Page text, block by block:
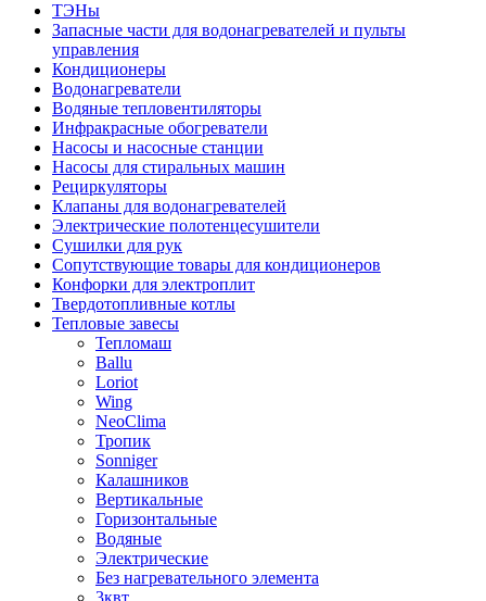
ТЭНы
Запасные части для водонагревателей и пульты
управления
Кондиционеры
Водонагреватели
Водяные тепловентиляторы
Инфракрасные обогреватели
Насосы и насосные станции
Насосы для стиральных машин
Рециркуляторы
Клапаны для водонагревателей
Электрические полотенцесушители
Сушилки для рук
Сопутствующие товары для кондиционеров
Конфорки для электроплит
Твердотопливные котлы
Тепловые завесы
Тепломаш
Ballu
Loriot
Wing
NeoClima
Тропик
Sonniger
Калашников
Вертикальные
Горизонтальные
Водяные
Электрические
Без нагревательного элемента
3квт